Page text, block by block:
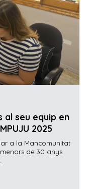
al seu equip en
2025
a la Mancomunitat
de 30 anys